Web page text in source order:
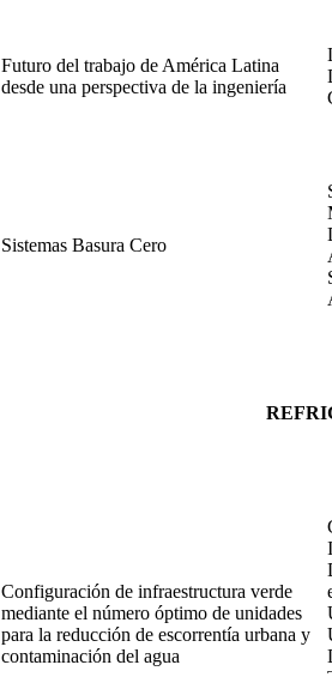
Futuro del trabajo de América Latina
desde una perspectiva de la ingeniería
Sistemas Basura Cero
Configuración de infraestructura verde
mediante el número óptimo de unidades
para la reducción de escorrentía urbana y
contaminación del agua